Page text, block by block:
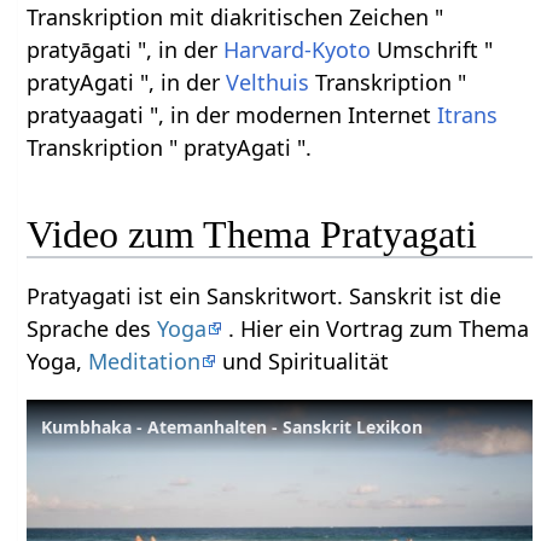
Transkription mit diakritischen Zeichen "
pratyāgati ", in der Harvard-Kyoto Umschrift "
pratyAgati ", in derVelthuis Transkription "
pratyaagati ", in der modernen InternetItrans
Transkription " pratyAgati ".
Video zum Thema Pratyagati
Pratyagati ist ein Sanskritwort. Sanskrit ist die
Sprache desYoga
. Hier ein Vortrag zum Thema
Yoga, Meditation und Spiritualität
Kumbhaka - Atemanhalten - Sanskrit Lexikon